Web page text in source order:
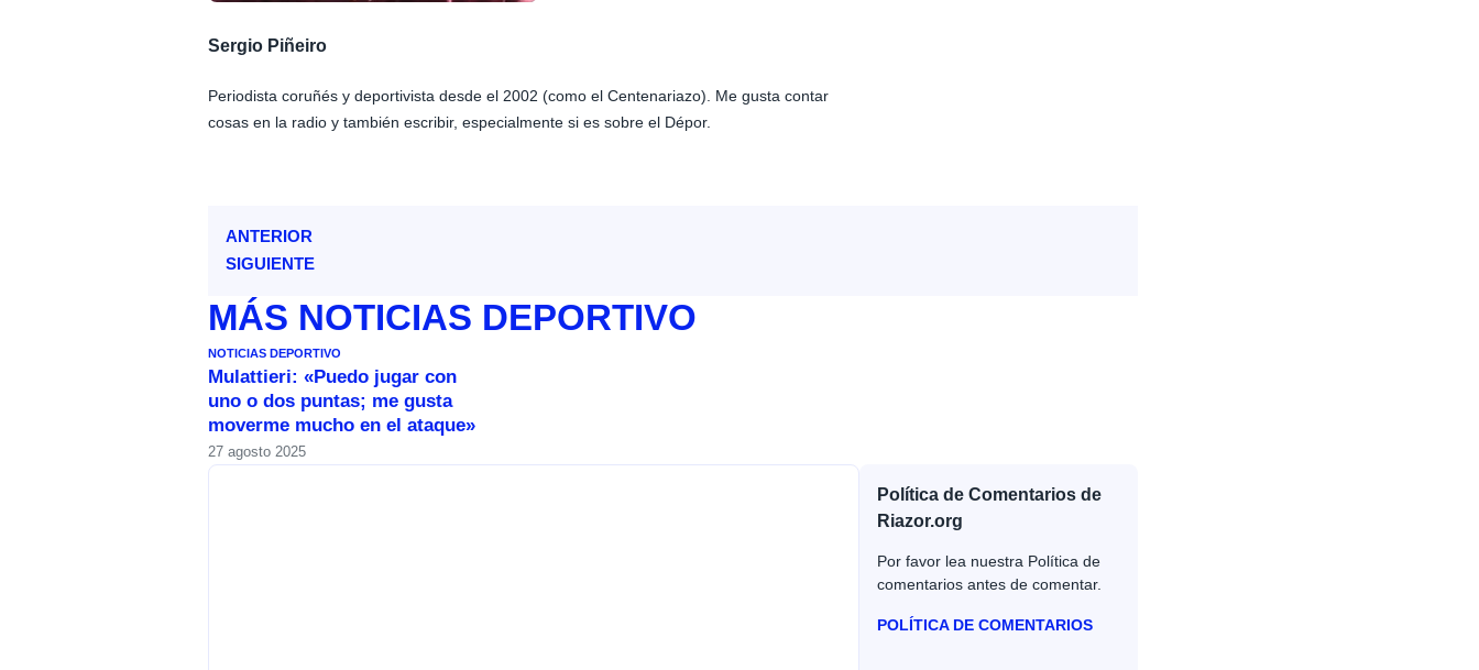
Sergio Piñeiro
Periodista coruñés y deportivista desde el 2002 (como el Centenariazo). Me gusta contar
cosas en la radio y también escribir, especialmente si es sobre el Dépor.
ANTERIOR
SIGUIENTE
MÁS NOTICIAS DEPORTIVO
NOTICIAS DEPORTIVO
Mulattieri: «Puedo jugar con
uno o dos puntas; me gusta
moverme mucho en el ataque»
27 agosto 2025
Política de Comentarios de
Riazor.org
Por favor lea nuestra Política de
comentarios antes de comentar.
POLÍTICA DE COMENTARIOS